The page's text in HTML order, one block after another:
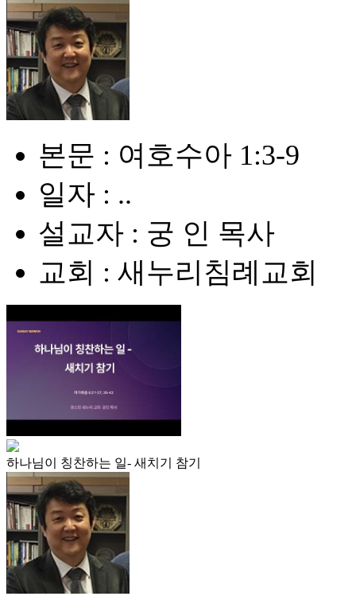
본문 : 여호수아 1:3-9
일자 : ..
설교자 : 궁 인 목사
교회 : 새누리침례교회
하나님이 칭찬하는 일- 새치기 참기